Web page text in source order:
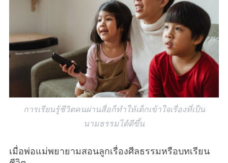
การเรียนรู้ชีวิตคนผ่านสื่อก็ทำให้เด็กเข้าใจเรื่องที่เป็น
นามธรรมได้ดีขึ้น
เมื่อพ่อแม่พยายามสอนลูกเรื่องศีลธรรมหรือบทเรียน